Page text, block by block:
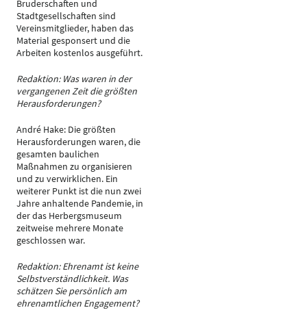
Bruderschaften und
Stadtgesellschaften sind
Vereinsmitglieder, haben das
Material gesponsert und die
Arbeiten kostenlos ausgeführt.
Redaktion: Was waren in der
vergangenen Zeit die größten
Herausforderungen?
André Hake: Die größten
Herausforderungen waren, die
gesamten baulichen
Maßnahmen zu organisieren
und zu verwirklichen. Ein
weiterer Punkt ist die nun zwei
Jahre anhaltende Pandemie, in
der das Herbergsmuseum
zeitweise mehrere Monate
geschlossen war.
Redaktion: Ehrenamt ist keine
Selbstverständlichkeit. Was
schätzen Sie persönlich am
ehrenamtlichen Engagement?